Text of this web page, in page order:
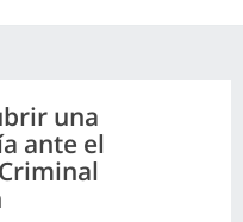
una
ante el